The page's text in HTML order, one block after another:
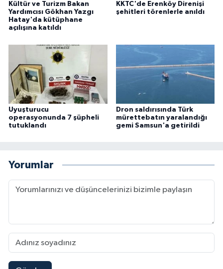
Kültür ve Turizm Bakan
Yardımcısı Gökhan Yazgı
Hatay'da kütüphane
açılışına katıldı
KKTC'de Erenköy Direnişi
şehitleri törenlerle anıldı
Uyuşturucu
operasyonunda 7 şüpheli
tutuklandı
Dron saldırısında Türk
mürettebatın yaralandığı
gemi Samsun'a getirildi
Yorumlar